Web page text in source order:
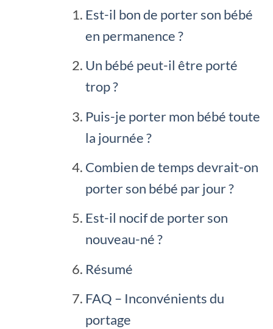
Est-il bon de porter son bébé
en permanence ?
Un bébé peut-il être porté
trop ?
Puis-je porter mon bébé toute
la journée ?
Combien de temps devrait-on
porter son bébé par jour ?
Est-il nocif de porter son
nouveau-né ?
Résumé
FAQ – Inconvénients du
portage